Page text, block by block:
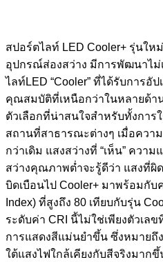
สปอร์ตไลท์ LED Cooler+ รุ่นให
อุปกรณ์ส่องสว่าง มีการพัฒนาไม่
ไลท์LED “Cooler” ที่ได้รับการอัป
คุณสมบัติที่เหนือกว่าในหลายด้
ตัวเลือกที่น่าสนใจสำหรับทั้งการ
สถานที่สาธารณะต่างๆ เมื่อควา
กว่าเดิม แสงสว่างที่ “เห็น” ควา
สว่างคุณภาพต่ำจะรู้ดีว่า แสงที่ผิ
บิดเบือนไป Cooler+ มาพร้อมกับ
Index) ที่สูงถึง 80 เทียบกับรุ่น
ระดับค่า CRI นี้ไม่ใช่เพียงตัวเล
การแสดงสีแม่นยำขึ้น ซึ่งหมายถึ
ใต้แสงไฟใกล้เคียงกับสีจริงมาก